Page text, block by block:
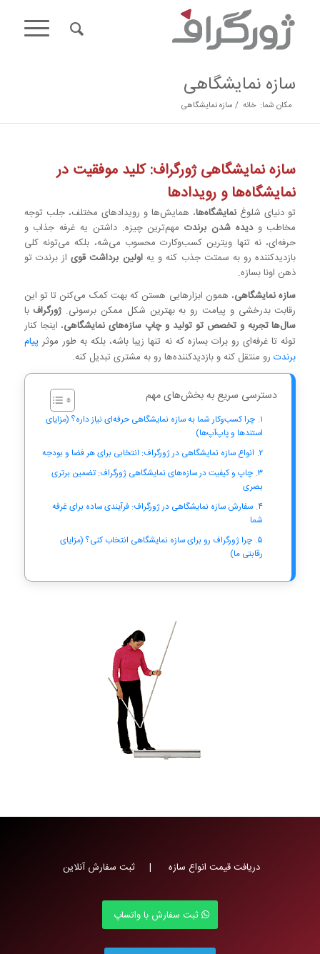
سازه‌ نمایشگاهی
مکان شما: خانه / سازه‌ نمایشگاهی
سازه‌ نمایشگاهی ژورگراف: کلید موفقیت در
نمایشگاه‌ها و رویدادها
تو دنیای شلوغ نمایشگاه‌ها، همایش‌ها و رویدادهای مختلف، جلب توجه
مخاطب ودیده شدن برندتمهم‌ترین چیزه. داشتن یه غرفه جذاب و
حرفه‌ای، نه تنها ویترین کسب‌وکارت محسوب می‌شه، بلکه می‌تونه کلی
بازدیدکننده رو به سمتت جذب کنه و یهاولین برداشت قویاز برندت تو
ذهن اونا بسازه.
سازه‌ نمایشگاهی، همون ابزارهایی هستن که بهت کمک می‌کنن تا تو این
رقابت بدرخشی و پیامت رو به بهترین شکل ممکن برسونی. ژورگراف با
سال‌ها تجربه و تخصص تو تولید و چاپ سازه‌های نمایشگاهی، اینجا کنار
توئه تا غرفه‌ای رو برات بسازه که نه تنها زیبا باشه، بلکه به طور موثرپیام
برندترو منتقل کنه و بازدیدکننده‌ها رو به مشتری تبدیل کنه.
دسترسی سریع به بخش‌های مهم
چرا کسب‌وکار شما به سازه‌ نمایشگاهی حرفه‌ای نیاز داره؟ (مزایای
استندها و پاپ‌آپ‌ها)
انواع سازه‌ نمایشگاهی در ژورگراف: انتخابی برای هر فضا و بودجه
چاپ و کیفیت در سازه‌های نمایشگاهی ژورگراف: تضمین برتری
بصری
سفارش سازه نمایشگاهی در ژورگراف: فرآیندی ساده برای غرفه
شما
چرا ژورگراف رو برای سازه‌ نمایشگاهی انتخاب کنی؟ (مزایای
رقابتی ما)
دریافت قیمت انواع سازه | ثبت سفارش آنلاین
ثبت سفارش با واتساپ